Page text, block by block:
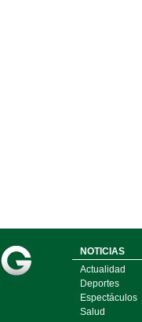
NOTICIAS
Actualidad
Deportes
Espectáculos
Salud